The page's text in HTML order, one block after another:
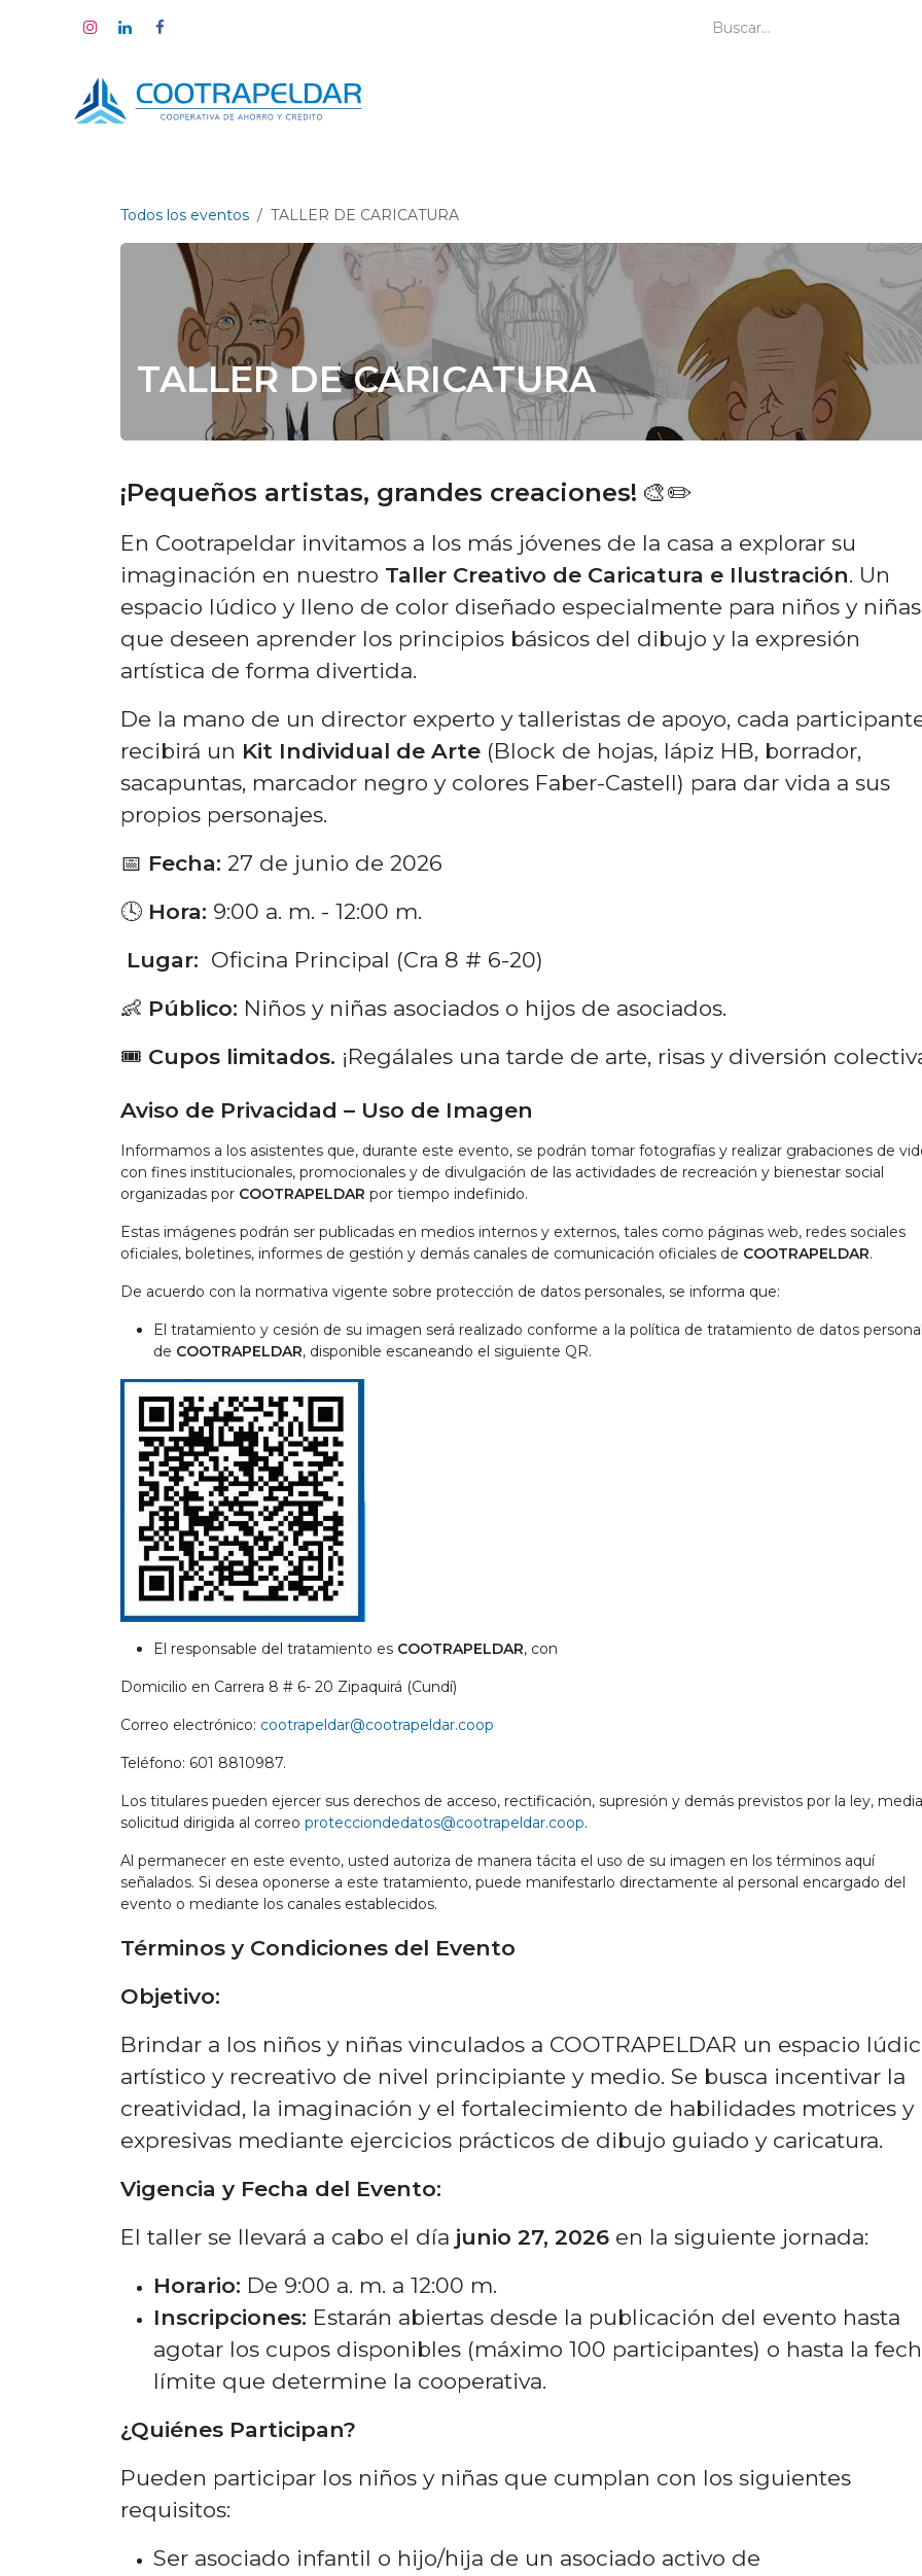
Todos los eventos TALLER DE CARICATURA
TALLER DE CARICATURA
¡Pequeños artistas, grandes creaciones! 🎨✏️
En Cootrapeldar invitamos a los más jóvenes de la casa a explorar su
imaginación en nuestro Taller Creativo de Caricatura e Ilustración. Un
espacio lúdico y lleno de color diseñado especialmente para niños y niñas
que deseen aprender los principios básicos del dibujo y la expresión
artística de forma divertida.
De la mano de un director experto y talleristas de apoyo, cada
recibirá un Kit Individual de Arte (Block de hojas, lápiz HB, borrador,
sacapuntas, marcador negro y colores Faber-Castell) para dar vida a sus
propios personajes.
📅 Fecha: 27 de junio de 2026
🕓 Hora: 9:00 a. m. - 12:00 m.
Lugar: Oficina Principal (Cra 8 # 6-20)
👶 Público: Niños y niñas asociados o hijos de asociados.
🎟️ Cupos limitados. ¡Regálales una tarde de arte, risas y diversión
Aviso de Privacidad – Uso de Imagen
Informamos a los asistentes que, durante este evento, se podrán tomar fotografías y realizar grabaciones de
con fines institucionales, promocionales y de divulgación de las actividades de recreación y bienestar social
organizadas por COOTRAPELDAR por tiempo indefinido.
Estas imágenes podrán ser publicadas en medios internos y externos, tales como páginas web, redes sociales
oficiales, boletines, informes de gestión y demás canales de comunicación oficiales de COOTRAPELDAR.
De acuerdo con la normativa vigente sobre protección de datos personales, se informa que:
El tratamiento y cesión de su imagen será realizado conforme a la política de tratamiento de datos
de COOTRAPELDAR, disponible escaneando el siguiente QR.
El responsable del tratamiento es COOTRAPELDAR, con
Domicilio en Carrera 8 # 6- 20 Zipaquirá (Cundí)
Correo electrónico: cootrapeldar@cootrapeldar.coop
Teléfono: 601 8810987.
Los titulares pueden ejercer sus derechos de acceso, rectificación, supresión y demás previstos por la ley,
solicitud dirigida al correo protecciondedatos@cootrapeldar.coop.
Al permanecer en este evento, usted autoriza de manera tácita el uso de su imagen en los términos aquí
señalados. Si desea oponerse a este tratamiento, puede manifestarlo directamente al personal encargado del
evento o mediante los canales establecidos.
Términos y Condiciones del Evento
Objetivo:
Brindar a los niños y niñas vinculados a COOTRAPELDAR un espacio
artístico y recreativo de nivel principiante y medio. Se busca incentivar la
creatividad, la imaginación y el fortalecimiento de habilidades motrices y
expresivas mediante ejercicios prácticos de dibujo guiado y caricatura.
Vigencia y Fecha del Evento:
El taller se llevará a cabo el día junio 27, 2026 en la siguiente jornada:
Horario: De 9:00 a. m. a 12:00 m.
Inscripciones: Estarán abiertas desde la publicación del evento hasta
agotar los cupos disponibles (máximo 100 participantes) o hasta la
límite que determine la cooperativa.
¿Quiénes Participan?
Pueden participar los niños y niñas que cumplan con los siguientes
requisitos:
Ser asociado infantil o hijo/hija de un asociado activo de